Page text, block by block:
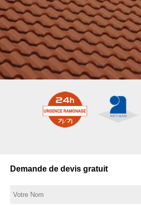
Demande de devis gratuit